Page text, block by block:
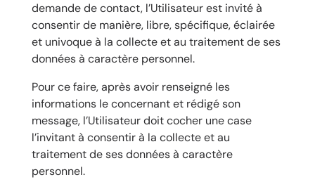
demande de contact, l’Utilisateur est invité à
consentir de manière, libre, spécifique, éclairée
et univoque à la collecte et au traitement de ses
données à caractère personnel.
Pour ce faire, après avoir renseigné les
informations le concernant et rédigé son
message, l’Utilisateur doit cocher une case
l’invitant à consentir à la collecte et au
traitement de ses données à caractère
personnel.